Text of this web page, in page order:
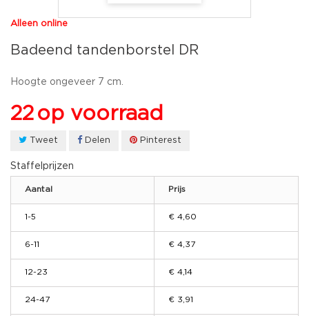
Alleen online
Badeend tandenborstel DR
Hoogte ongeveer 7 cm.
22 op voorraad
Tweet Delen Pinterest
Staffelprijzen
Aantal Prijs
1-5 € 4,60
6-11 € 4,37
12-23 € 4,14
24-47 € 3,91